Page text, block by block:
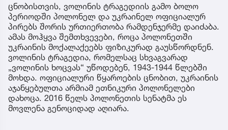
ცნობისთვის, ვოლინის ტრაგედიის გამო ბოლო
პერიოდში პოლონელ და უკრაინელ ოფიციალურ
პირებს შორის ურთიერთობა რამდენჯერმე დაიძაბა.
ამას მოჰყვა შემთხვევები, როცა პოლონეთში
უკრაინის მოქალაქეებს ფიზიკურად გაუსწორდნენ.
ვოლინის ტრაგედია, რომელსაც სხვაგვარად
„ვოლინის ხოცვას“ უწოდებენ, 1943-1944 წლებში
მოხდა. ოფიციალური წყაროების ცნობით, უკრაინის
აჯანყებულთა არმიამ ეთნიკური პოლონელები
დახოცა. 2016 წელს პოლონეთის სენატმა ეს
მოვლენა გენოციდად აღიარა.